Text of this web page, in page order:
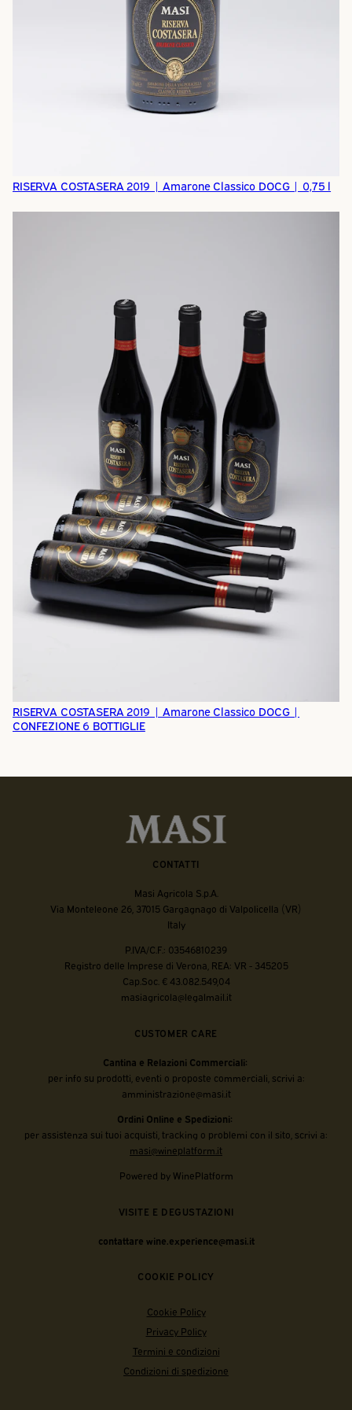
RISERVA COSTASERA 2019 | Amarone Classico DOCG | 0,75 l
RISERVA COSTASERA 2019 | Amarone Classico DOCG |
CONFEZIONE 6 BOTTIGLIE
CONTATTI
Masi Agricola S.p.A.
Via Monteleone 26, 37015 Gargagnago di Valpolicella (VR)
Italy
P.IVA/C.F.: 03546810239
Registro delle Imprese di Verona, REA: VR - 345205
Cap.Soc. € 43.082.549,04
masiagricola@legalmail.it
CUSTOMER CARE
Cantina e Relazioni Commerciali:
per info su prodotti, eventi o proposte commerciali, scrivi a:
amministrazione@masi.it
Ordini Online e Spedizioni:
per assistenza sui tuoi acquisti, tracking o problemi con il sito, scrivi a:
masi@wineplatform.it
Powered by WinePlatform
VISITE E DEGUSTAZIONI
contattare wine.experience@masi.it
COOKIE POLICY
Cookie Policy
Privacy Policy
Termini e condizioni
Condizioni di spedizione